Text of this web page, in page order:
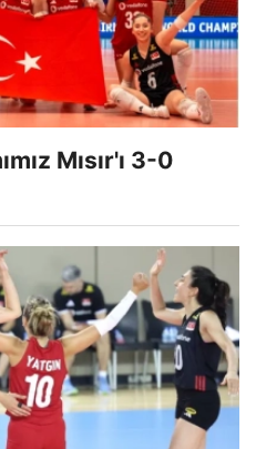
Mısır'ı 3-0